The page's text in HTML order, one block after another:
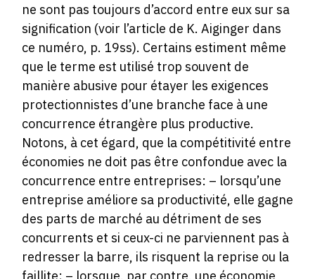
ne sont pas toujours d’accord entre eux sur sa
signification (voir l’article de K. Aiginger dans
ce numéro, p. 19ss). Certains estiment même
que le terme est utilisé trop souvent de
manière abusive pour étayer les exigences
protectionnistes d’une branche face à une
concurrence étrangère plus productive.
Notons, à cet égard, que la compétitivité entre
économies ne doit pas être confondue avec la
concurrence entre entreprises: – lorsqu’une
entreprise améliore sa productivité, elle gagne
des parts de marché au détriment de ses
concurrents et si ceux-ci ne parviennent pas à
redresser la barre, ils risquent la reprise ou la
faillite; – lorsque, par contre, une économie